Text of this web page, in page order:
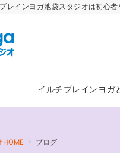
レインヨガ池袋スタジオは初心
イルチブレインヨガ
HOME ブログ